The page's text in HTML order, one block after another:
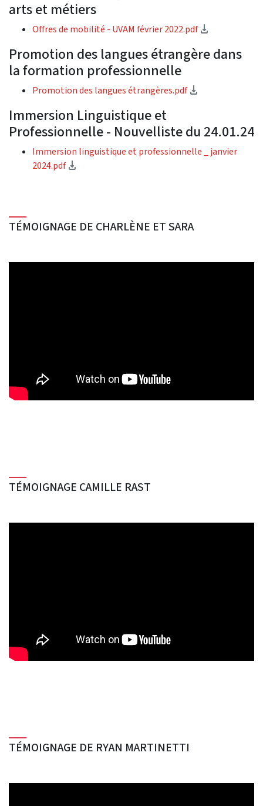
arts et métiers
Offres de mobilité - UVAM février 2022.pdf
Promotion des langues étrangère dans
la formation professionnelle
Promotion des langues étrangères.pdf
Immersion Linguistique et
Professionnelle - Nouvelliste du 24.01.24
Immersion linguistique et professionnelle _ janvier
2024.pdf
TÉMOIGNAGE DE CHARLÈNE ET SARA
TÉMOIGNAGE CAMILLE RAST
TÉMOIGNAGE DE RYAN MARTINETTI